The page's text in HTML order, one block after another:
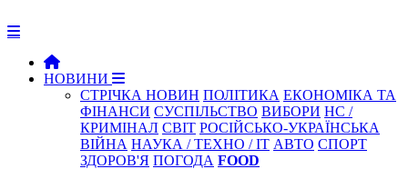
НОВИНИ
СТРІЧКА НОВИН ПОЛІТИКА ЕКОНОМІКА ТА
ФІНАНСИ СУСПІЛЬСТВО ВИБОРИ НС /
КРИМІНАЛ СВІТ РОСІЙСЬКО-УКРАЇНСЬКА
ВІЙНА НАУКА / ТЕХНО / IT АВТО СПОРТ
ЗДОРОВ'Я ПОГОДА FOOD